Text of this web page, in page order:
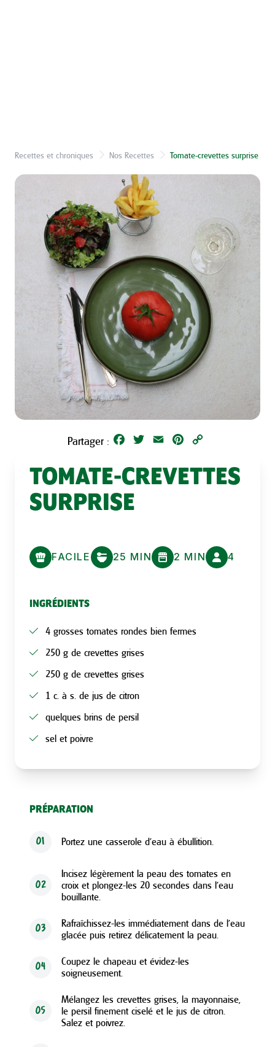
Recettes et chroniques Nos Recettes Tomate-crevettes surprise
Partager : Facebook
Twitter Email Pinterest
TOMATE-CREVETTES
SURPRISE
FACILE 25 MIN 2 MIN 4
INGRÉDIENTS
4 grosses tomates rondes bien fermes
250 g de crevettes grises
250 g de crevettes grises
1 c. à s. de jus de citron
quelques brins de persil
sel et poivre
PRÉPARATION
01 Portez une casserole d'eau à ébullition.
02
Incisez légèrement la peau des tomates en
croix et plongez-les 20 secondes dans l'eau
bouillante.
03
Rafraîchissez-les immédiatement dans de l'eau
glacée puis retirez délicatement la peau.
04
Coupez le chapeau et évidez-les
soigneusement.
05
Mélangez les crevettes grises, la mayonnaise,
le persil finement ciselé et le jus de citron.
Salez et poivrez.